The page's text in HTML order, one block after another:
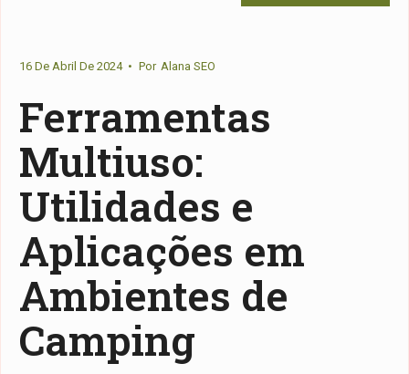
16 De Abril De 2024 • Por Alana SEO
Ferramentas
Multiuso:
Utilidades e
Aplicações em
Ambientes de
Camping